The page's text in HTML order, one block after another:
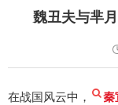
魏丑夫与芈
在战国风云中， 秦